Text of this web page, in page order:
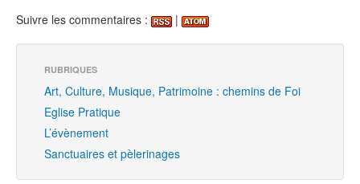
Suivre les commentaires : |
RUBRIQUES
Art, Culture, Musique, Patrimoine : chemins de Foi
Eglise Pratique
L’évènement
Sanctuaires et pèlerinages